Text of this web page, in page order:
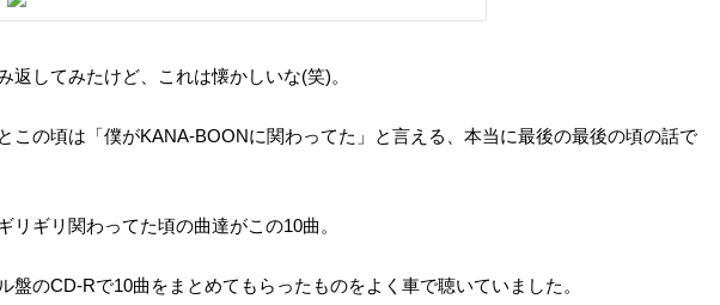
返してみたけど、これは懐かしいな(笑)。
この頃は「僕がKANA-BOONに関わってた」と言える、本当に最後の最後の頃の話で
リギリ関わってた頃の曲達がこの10曲。
盤のCD-Rで10曲をまとめてもらったものをよく車で聴いていました。